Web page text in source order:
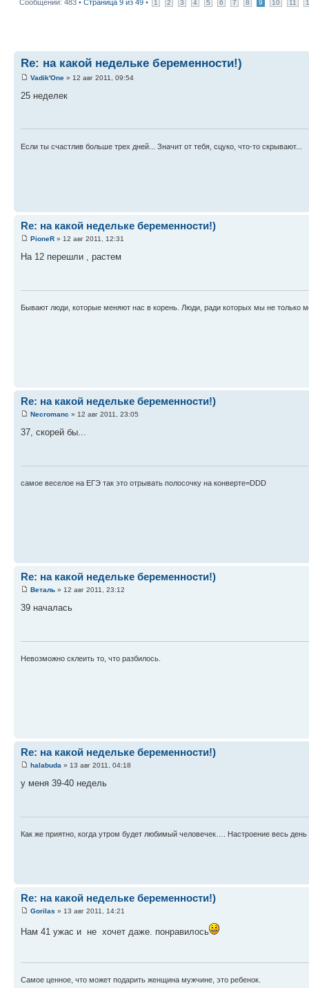
Сообщений: 483 • Страница 9 из 49 • 1 2 3 4 5 6 7 8 9 10 11
Re: на какой недельке беременности!)
Vadik'One » 12 авг 2011, 09:54
25 неделек
Если ты счастлив больше трех дней... Значит от тебя, сцуко, что-то скрывают...
Re: на какой недельке беременности!)
PioneR » 12 авг 2011, 12:31
На 12 перешли , растем
Бывают люди, которые меняют нас в корень. Люди, ради которых мы не только
Re: на какой недельке беременности!)
Necromanc » 12 авг 2011, 23:05
37, скорей бы...
самое веселое на ЕГЭ так это отрывать полосочку на конверте=DDD
Re: на какой недельке беременности!)
Веталь » 12 авг 2011, 23:12
39 началась
Невозможно склеить то, что разбилось.
Re: на какой недельке беременности!)
halabuda » 13 авг 2011, 04:18
у меня 39-40 недель
Как же приятно, когда утром будет любимый человечек…. Настроение весь день
Re: на какой недельке беременности!)
Gorilas » 13 авг 2011, 14:21
Нам 41 ужас и не хочет даже. понравилось
Самое ценное, что может подарить женщина мужчине, это ребенок.